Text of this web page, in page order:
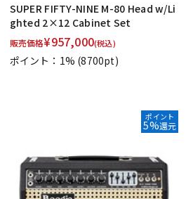
SUPER FIFTY-NINE M-80 Head w/Li
ghted 2×12 Cabinet Set
販売価格¥957,000(税込)
ポイント：1% (8700pt)
ポイント
5%還元